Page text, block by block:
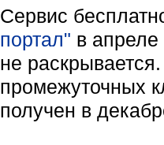
Сервис
портал" в апреле
не
промежуточных
получен в